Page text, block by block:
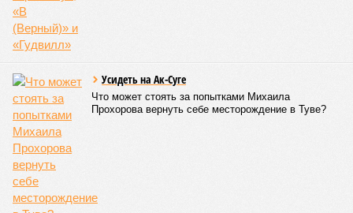
Усидеть на Ак-Суге
Что может стоять за попытками Михаила
Прохорова вернуть себе месторождение в Туве?